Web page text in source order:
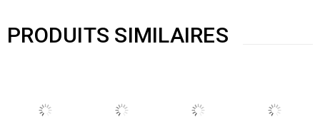
PRODUITS SIMILAIRES